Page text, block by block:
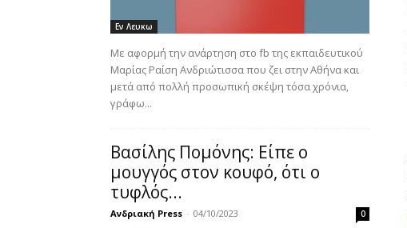
Εν Λευκω
Με αφορμή την ανάρτηση στο fb της εκπαιδευτικού
Μαρίας Ραίση Ανδριώτισσα που ζει στην Αθήνα και
μετά από πολλή προσωπική σκέψη τόσα χρόνια,
γράφω...
Βασίλης Πομόνης: Είπε ο
μουγγός στον κουφό, ότι ο
τυφλός...
Ανδριακή Press - 04/10/2023 0